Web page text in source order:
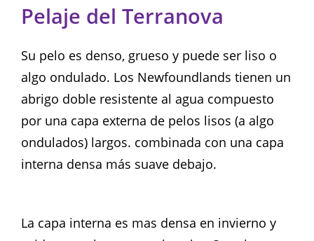
Pelaje del Terranova
Su pelo es denso, grueso y puede ser liso o
algo ondulado. Los Newfoundlands tienen un
abrigo doble resistente al agua compuesto
por una capa externa de pelos lisos (a algo
ondulados) largos. combinada con una capa
interna densa más suave debajo.
La capa interna es mas densa en invierno y